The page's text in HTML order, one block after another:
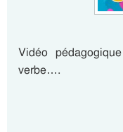
Vidéo
verbe….